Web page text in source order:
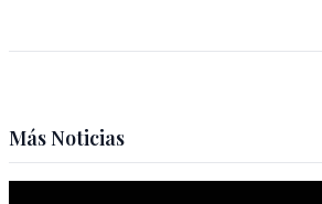
Más Noticias